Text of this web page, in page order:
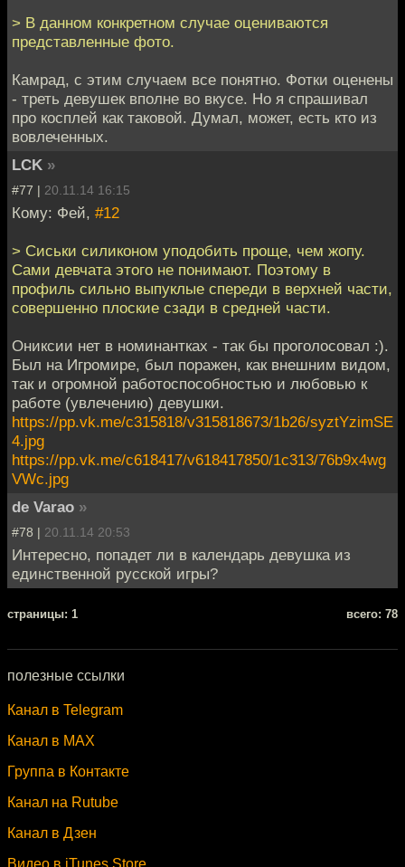
> В данном конкретном случае оцениваются
представленные фото.
Камрад, с этим случаем все понятно. Фотки оценены
- треть девушек вполне во вкусе. Но я спрашивал
про косплей как таковой. Думал, может, есть кто из
вовлеченных.
LCK »
#77 | 20.11.14 16:15
Кому: Фей, #12
> Сиськи силиконом уподобить проще, чем жопу.
Сами девчата этого не понимают. Поэтому в
профиль сильно выпуклые спереди в верхней части,
совершенно плоские сзади в средней части.
Ониксии нет в номинантках - так бы проголосовал :).
Был на Игромире, был поражен, как внешним видом,
так и огромной работоспособностью и любовью к
работе (увлечению) девушки.
https://pp.vk.me/c315818/v315818673/1b26/syztYzimSE
4.jpg
https://pp.vk.me/c618417/v618417850/1c313/76b9x4wg
VWc.jpg
de Varao »
#78 | 20.11.14 20:53
Интересно, попадет ли в календарь девушка из
единственной русской игры?
cтраницы: 1 всего: 78
полезные ссылки
Канал в Telegram
Канал в MAX
Группа в Контакте
Канал на Rutube
Канал в Дзен